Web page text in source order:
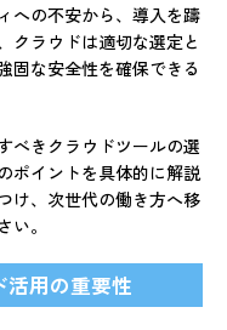
への不安から、導入を躊
クラウドは適切な選定と
固な安全性を確保できる
べきクラウドツールの選
ポイントを具体的に解説
け、次世代の働き方へ移
。
活用の重要性